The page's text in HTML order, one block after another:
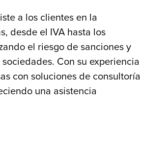
a los clientes en la
desde el IVA hasta los
el riesgo de sanciones y
Con su experiencia
con soluciones de consultoría
una asistencia